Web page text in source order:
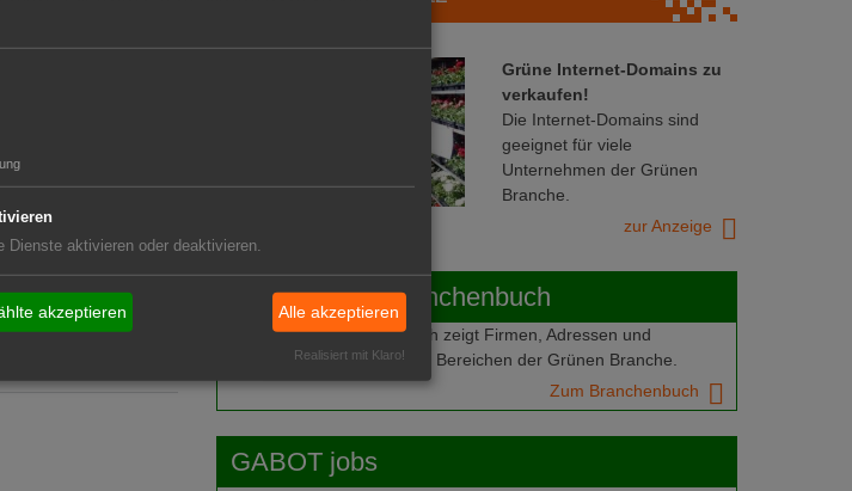
Grüne Internet-Domains zu
verkaufen!
Die Internet-Domains sind
geeignet für viele
Unternehmen der Grünen
Branche.
zur Anzeige
Das GABOT-Branchenbuch
Das GABOT-Branchenbuch zeigt Firmen, Adressen und
Telefonnummern aus allen Bereichen der Grünen Branche.
Zum Branchenbuch
GABOT jobs
Dienste aktivieren oder deaktivieren.
akzeptieren Alle akzeptieren
Realisiert mit Klaro!